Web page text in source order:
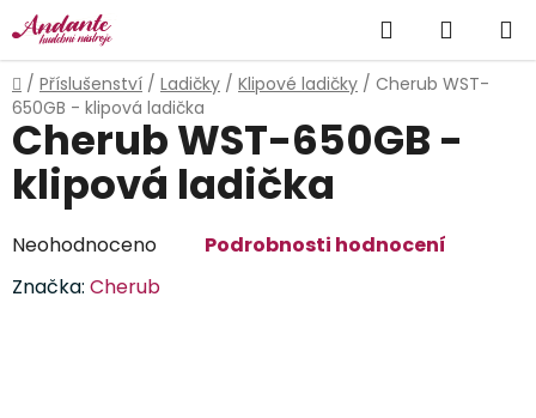
Přejít
na
obsah
Hledat
KOŠÍK
Domů
/ Příslušenství / Ladičky / Klipové ladičky / Cherub WST-
650GB - klipová ladička
Cherub WST-650GB -
klipová ladička
Průměrné
produktu
Neohodnoceno
Podrobnosti hodnocení
Značka: Cherub